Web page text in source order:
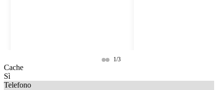
1/3
Cache
Sì
Telefono